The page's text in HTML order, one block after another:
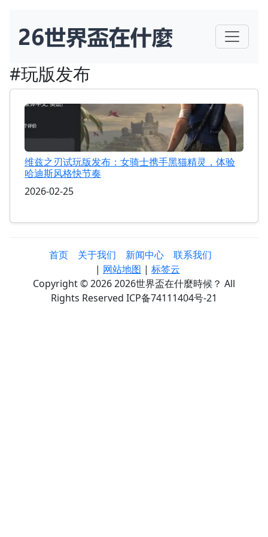
#玩版发布
维兹之刃试玩版发布：女骑士携手黑猫精灵，体验
哈迪斯风格快节奏
2026-02-25
首页 关于我们 新闻中心
联系我们
| 网站地图 | 标签云
Copyright © 2026 2026世界盃在什麼時候？ All
Rights Reserved ICP备74111404号-21